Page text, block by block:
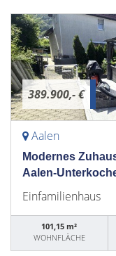
389.900,- €
Aalen
Modernes
Aalen-
Einfamilienhaus
101,15 m²
WOHNFLÄCHE